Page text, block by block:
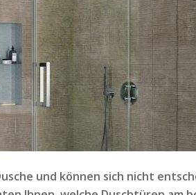
und können sich nicht